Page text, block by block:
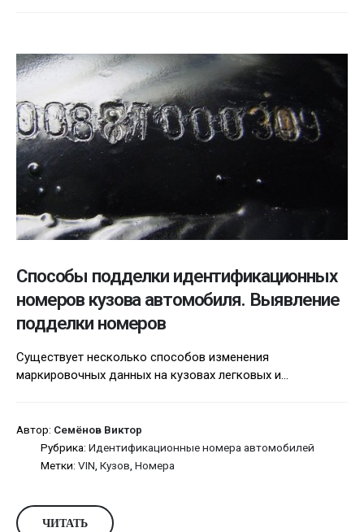
Способы подделки идентификационных
номеров кузова автомобиля. Выявление
подделки номеров
Существует несколько способов изменения
маркировочных данных на кузовах легковых и...
Автор: Семёнов Виктор
Рубрика: Идентификационные номера автомобилей
Метки: VIN Кузов Номера
ЧИТАТЬ